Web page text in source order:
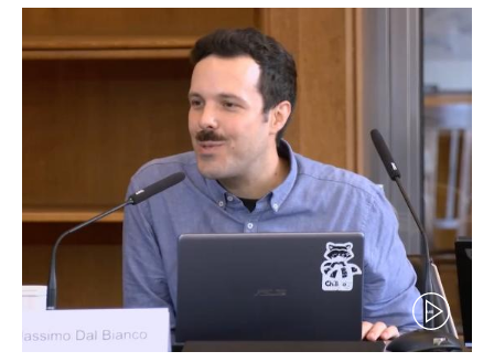
(video)